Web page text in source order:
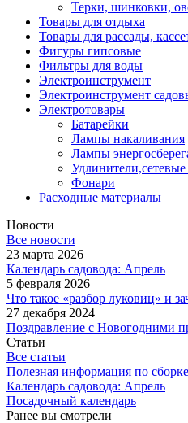
Терки, шинковки,
Товары для отдыха
Товары для рассады,
Фигуры гипсовые
Фильтры для воды
Электроинструмент
Электроинструмент
Электротовары
Батарейки
Лампы накаливания
Лампы
Удлинители,сетевые
Фонари
Расходные материалы
Новости
Все новости
23 марта 2026
Календарь садовода: Апрель
5 февраля 2026
Что такое «разбор луковиц» и
27 декабря 2024
Поздравление с Новогодними
Статьи
Все статьи
Полезная информация по
Календарь садовода: Апрель
Посадочный календарь
Ранее вы смотрели